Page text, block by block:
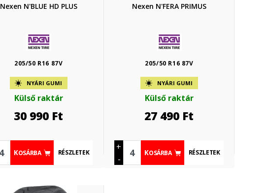
Nexen N'BLUE HD PLUS
205/50 R16 87V
NYÁRI GUMI
Külső raktár
30 990 Ft
KOSÁRBA RÉSZLETEK
Nexen N'FERA PRIMUS
205/50 R16 87V
NYÁRI GUMI
Külső raktár
27 490 Ft
+
-
KOSÁRBA RÉSZLETEK